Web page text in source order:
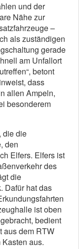
und der
Nähe zur
–
als zuständigen
gerade
am Unfallort
betont
dass
allen Ampeln,
besonderem
die die
den
Elfers. Elfers ist
des
die
Dafür hat das
ist oben
bedient
aus dem RTW
aus.